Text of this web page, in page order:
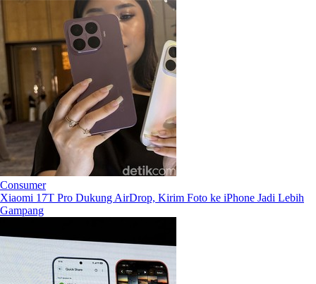
Consumer
Xiaomi 17T Pro Dukung AirDrop, Kirim Foto ke iPhone Jadi Lebih
Gampang